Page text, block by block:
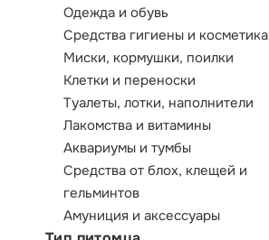
Одежда и обувь
Средства гигиены и косметика
Миски, кормушки, поилки
Клетки и переноски
Туалеты, лотки, наполнители
Лакомства и витамины
Аквариумы и тумбы
Средства от блох, клещей и
гельминтов
Амуниция и аксессуары